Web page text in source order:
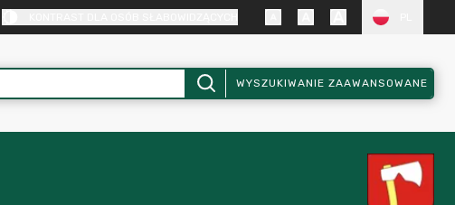
WYSZUKIWANIE ZAAWANSOWANE